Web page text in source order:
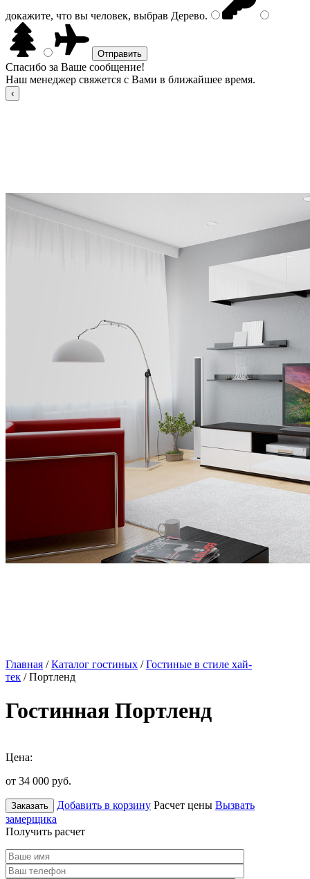
докажите, что вы человек, выбрав Дерево.
Спасибо за Ваше сообщение!
Наш менеджер свяжется с Вами в ближайшее время.
Главная /Каталог гостиных /Гостиные в стиле хай-
тек / Портленд
Гостинная Портленд
Цена:
от 34 000 руб.
Заказать Добавить в корзину Расчет цены Вызвать
замерщика
Получить расчет